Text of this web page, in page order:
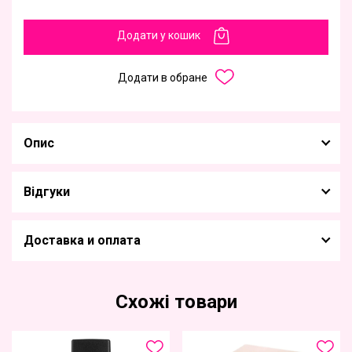
Додати у кошик
Додати в обране
Опис
Відгуки
Доставка и оплата
Схожі товари